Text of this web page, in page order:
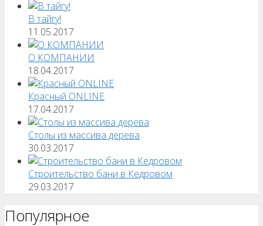
В тайгу!
11.05.2017
О КОМПАНИИ
18.04.2017
Красный ONLINE
17.04.2017
Столы из массива дерева
30.03.2017
Строительство бани в Кедровом
29.03.2017
Популярное